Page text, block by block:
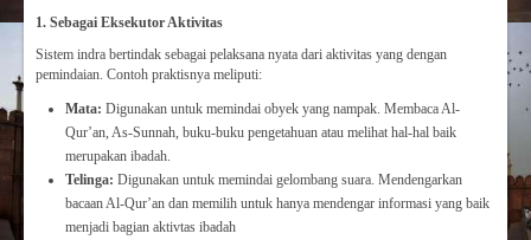
1. Sebagai Eksekutor Aktivitas
Sistem indra bertindak sebagai pelaksana nyata dari aktivitas yang dengan
pemindaian. Contoh praktisnya meliputi:
Mata: Digunakan untuk memindai obyek yang nampak. Membaca Al-
Qur’an, As-Sunnah, buku-buku pengetahuan atau melihat hal-hal baik
merupakan ibadah.
Telinga: Digunakan untuk memindai gelombang suara. Mendengarkan
bacaan Al-Qur’an dan memilih untuk hanya mendengar informasi yang baik
menjadi bagian aktivtas ibadah